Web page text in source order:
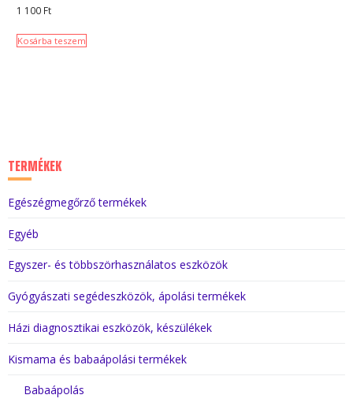
1 100 Ft
Kosárba teszem
TERMÉKEK
Egészégmegőrző termékek
Egyéb
Egyszer- és többszörhasználatos eszközök
Gyógyászati segédeszközök, ápolási termékek
Házi diagnosztikai eszközök, készülékek
Kismama és babaápolási termékek
Babaápolás